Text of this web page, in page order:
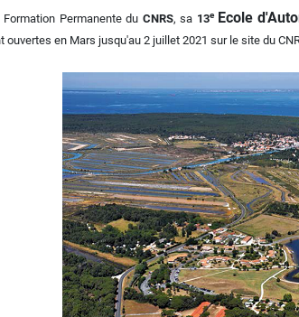
Permanente du CNRS,sa 13e Ecole
en Mars jusqu'au 2 juillet 2021 sur le site du